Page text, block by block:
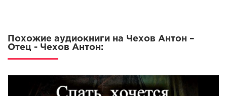
Похожие аудиокниги на Чехов Антон –
Отец - Чехов Антон: